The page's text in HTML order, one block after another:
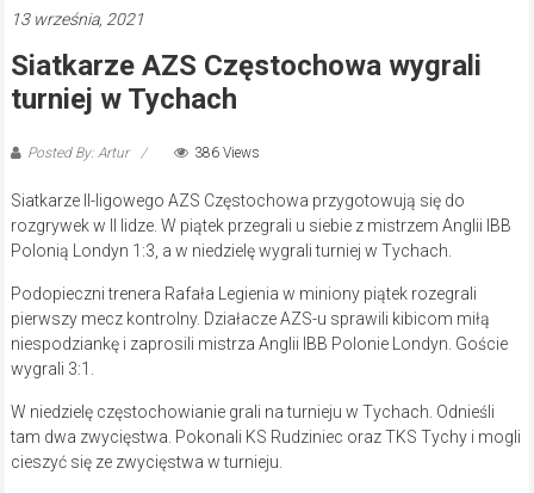
13 września, 2021
Siatkarze AZS Częstochowa wygrali
turniej w Tychach
Posted By: Artur 386 Views
Siatkarze II-ligowego AZS Częstochowa przygotowują się do
rozgrywek w II lidze. W piątek przegrali u siebie z mistrzem Anglii IBB
Polonią Londyn 1:3, a w niedzielę wygrali turniej w Tychach.
Podopieczni trenera Rafała Legienia w miniony piątek rozegrali
pierwszy mecz kontrolny. Działacze AZS-u sprawili kibicom miłą
niespodziankę i zaprosili mistrza Anglii IBB Polonie Londyn. Goście
wygrali 3:1.
W niedzielę częstochowianie grali na turnieju w Tychach. Odnieśli
tam dwa zwycięstwa. Pokonali KS Rudziniec oraz TKS Tychy i mogli
cieszyć się ze zwycięstwa w turnieju.